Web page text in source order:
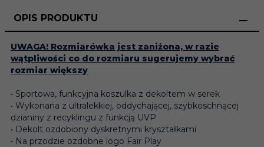
OPIS PRODUKTU
UWAGA! Rozmiarówka jest zaniżona, w razie
wątpliwości co do rozmiaru sugerujemy wybrać
rozmiar większy
• Sportowa, funkcyjna koszulka z dekoltem w serek
• Wykonana z ultralekkiej, oddychającej, szybkoschnącej
dzianiny z recyklingu z funkcją UVP
• Dekolt ozdobiony dyskretnymi kryształkami
• Na przodzie ozdobne logo Fair Play